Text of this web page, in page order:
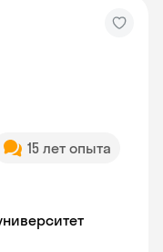
15 лет опыта